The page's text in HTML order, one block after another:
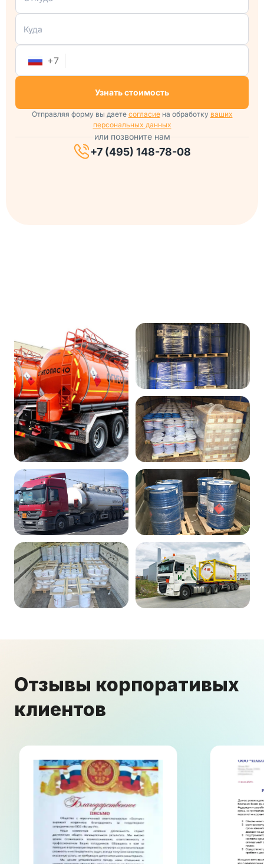
+7
Узнать стоимость
Отправляя форму вы даете согласиена обработку ваших
персональных данных
или позвоните нам
+7 (495) 148-78-08
Отзывы корпоративых
клиентов